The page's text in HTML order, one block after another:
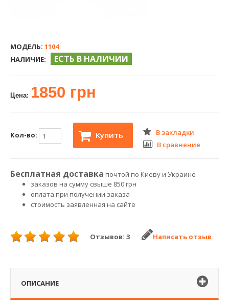
МОДЕЛЬ: 1104
НАЛИЧИЕ:
ЕСТЬ В НАЛИЧИИ
Цена: 1850 грн
Кол-во: Купить
В закладки
В сравнение
Бесплатная доставка почтой по Киеву и Украине
заказов на сумму свыше 850 грн
оплата при получении заказа
стоимость заявленная на сайте
Отзывов: 3 Написать отзыв
ОПИСАНИЕ